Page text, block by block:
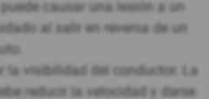
causar una lesión a un
al salir en reversa de un
la visibilidad del conductor. La
reducir la velocidad y darse